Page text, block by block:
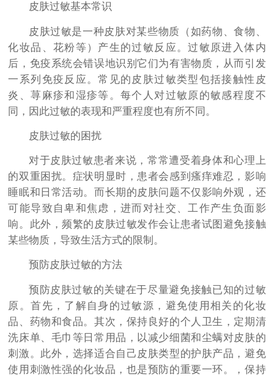
皮肤过敏基本常识
皮肤过敏是一种皮肤对某些物质（如药物、食物、
化妆品、花粉等）产生的过敏反应。过敏原进入体内
后，免疫系统会错误地识别它们为有害物质，从而引发
一系列免疫反应。常见的皮肤过敏类型包括接触性皮
炎、荨麻疹和湿疹等。每个人对过敏原的敏感程度不
同，因此过敏的表现和严重程度也有所不同。
皮肤过敏的困扰
对于皮肤过敏患者来说，常常遭受着身体和心理上
的双重困扰。症状明显时，患者会感到瘙痒难忍，影响
睡眠和日常活动。而长期的皮肤问题不仅影响外观，还
可能导致自卑和焦虑，进而对社交、工作产生负面影
响。此外，频繁的皮肤过敏发作会让患者试图避免接触
某些物质，导致生活方式的限制。
预防皮肤过敏的方法
预防皮肤过敏的关键在于尽量避免接触已知的过敏
原。首先，了解自身的过敏源，避免使用相关的化妆
品、药物和食品。其次，保持良好的个人卫生，定期清
洗床单、毛巾等日常用品，以减少细菌和尘螨对皮肤的
刺激。此外，选择适合自己皮肤类型的护肤产品，避免
使用刺激性强的化妆品，也是预防的重要一环。，保持